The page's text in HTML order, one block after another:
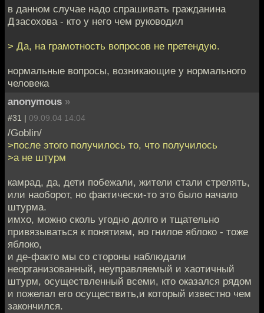
в данном случае надо спрашивать гражданина
Дзасохова - кто у него чем руководил
> Да, на грамотность вопросов не претендую.
нормальные вопросы, возникающие у нормального
человека
anonymous »
#31 | 09.09.04 14:04
/Goblin/
>после этого получилось то, что получилось
>а не штурм
камрад, да, дети побежали, жители стали стрелять,
или наоборот, но фактически-то это было начало
штурма.
имхо, можно сколь угодно долго и тщательно
привязываться к понятиям, но гнилое яблоко - тоже
яблоко,
и де-факто мы со стороны наблюдали
неорганизованный, неуправляемый и хаотичный
штурм, осуществленный всеми, кто оказался рядом
и пожелал его осуществить,и который известно чем
закончился.